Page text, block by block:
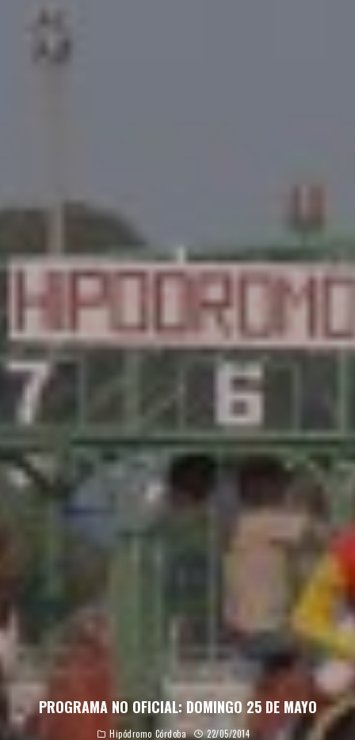
PROGRAMA NO OFICIAL: DOMINGO 25 DE MAYO
Hipódromo Córdoba 22/05/2014